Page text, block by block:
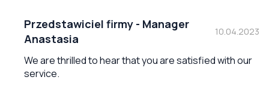
Przedstawiciel firmy - Manager
Anastasia
10.04.2023
We are thrilled to hear that you are satisfied with our
service.